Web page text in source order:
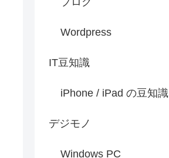
Wordpress
IT豆知識
iPhone / iPad の豆知識
デジモノ
Windows PC